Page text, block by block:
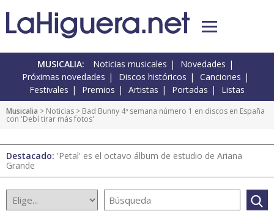
MUSICALIA: Noticias musicales
Novedades
Próximas novedades
Discos históricos
Canciones
Festivales
Premios Artistas Portadas Listas
Musicalia > Noticias > Bad Bunny 4ª semana número 1 en discos en España
con 'Debí tirar más fotos'
Destacado: 'Petal' es el octavo álbum de estudio de Ariana
Grande